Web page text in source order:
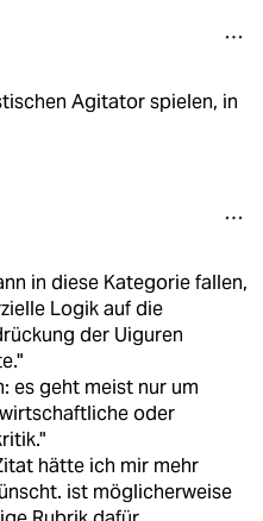
Agitator spielen, in
in diese Kategorie fallen,
Logik auf die
der Uiguren
es geht meist nur um
oder
hätte ich mir mehr
ist möglicherweise